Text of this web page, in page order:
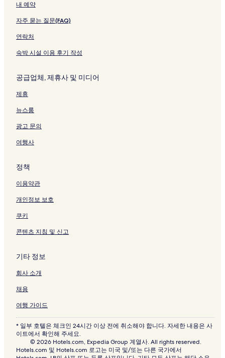
는
크
는
크
내 예약
자주 묻는 질문(FAQ)
연락처
숙박 시설 이용 후기 작성
공급업체, 제휴사 및 미디어
제휴
뉴스룸
광고 문의
여행사
정책
이용약관
개인정보 보호
쿠키
콘텐츠 지침 및 신고
기타 정보
회사 소개
채용
여행 가이드
* 일부 호텔은 체크인 24시간 이상 전에 취소해야 합니다. 자세한 내용은 사
이트에서 확인해 주세요.
© 2026 Hotels.com, Expedia Group 계열사. All rights reserved.
Hotels.com 및 Hotels.com 로고는 미국 및/또는 다른 국가에서